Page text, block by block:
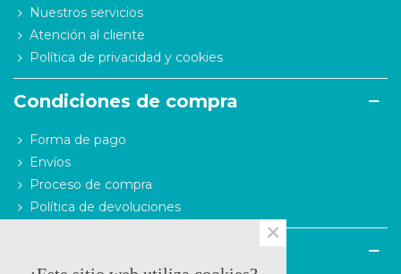
Nuestros servicios
Atención al cliente
Política de privacidad y cookies
Condiciones de compra
Forma de pago
Envíos
Proceso de compra
Política de devoluciones
×